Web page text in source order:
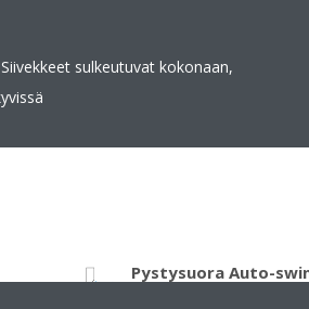
sulkeutuvat kokonaan,
Pystysuora Auto-
Valittavissa on